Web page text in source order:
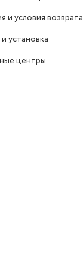
и условия возврата
установка
центры